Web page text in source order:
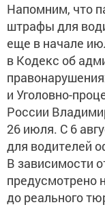
Напомним, что
штрафы для
еще в начале
в Кодекс об
и Уголовно-
России
26 июля. С 6
для водителей
В зависимости
предусмотрено
до реального